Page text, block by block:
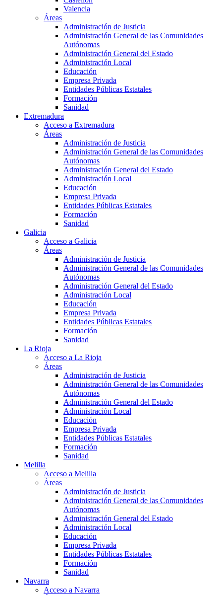
Valencia
Áreas
Administración de Justicia
Administración General de las Comunidades
Autónomas
Administración General del Estado
Administración Local
Educación
Empresa Privada
Entidades Públicas Estatales
Formación
Sanidad
Extremadura
Acceso a Extremadura
Áreas
Administración de Justicia
Administración General de las Comunidades
Autónomas
Administración General del Estado
Administración Local
Educación
Empresa Privada
Entidades Públicas Estatales
Formación
Sanidad
Galicia
Acceso a Galicia
Áreas
Administración de Justicia
Administración General de las Comunidades
Autónomas
Administración General del Estado
Administración Local
Educación
Empresa Privada
Entidades Públicas Estatales
Formación
Sanidad
La Rioja
Acceso a La Rioja
Áreas
Administración de Justicia
Administración General de las Comunidades
Autónomas
Administración General del Estado
Administración Local
Educación
Empresa Privada
Entidades Públicas Estatales
Formación
Sanidad
Melilla
Acceso a Melilla
Áreas
Administración de Justicia
Administración General de las Comunidades
Autónomas
Administración General del Estado
Administración Local
Educación
Empresa Privada
Entidades Públicas Estatales
Formación
Sanidad
Navarra
Acceso a Navarra